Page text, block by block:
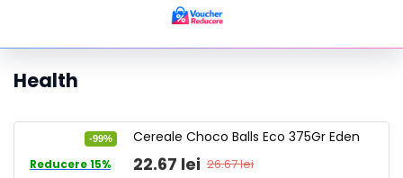
Health
-99%
Reducere 15%
Cereale Choco Balls Eco 375Gr Eden
22.67 lei 26.67 lei